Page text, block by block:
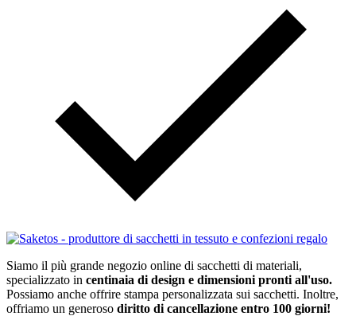
Siamo il più grande negozio online di sacchetti di materiali,
specializzato in centinaia di design e dimensioni pronti all'uso.
Possiamo anche offrire stampa personalizzata sui sacchetti. Inoltre,
offriamo un generoso diritto di cancellazione entro 100 giorni!